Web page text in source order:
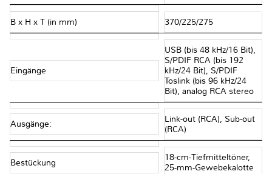
B x H x T (in mm) 370/225/275
Eingänge
USB (bis 48 kHz/16 Bit),
S/PDIF RCA (bis 192
kHz/24 Bit), S/PDIF
Toslink (bis 96 kHz/24
Bit), analog RCA stereo
Ausgänge:
Link-out (RCA), Sub-out
(RCA)
Bestückung
18-cm-Tiefmitteltöner,
25-mm-Gewebekalotte